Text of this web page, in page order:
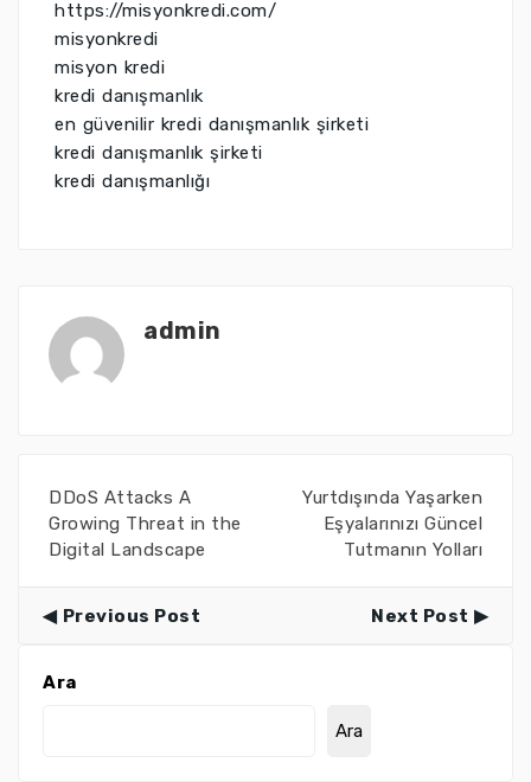
https://misyonkredi.com/
misyonkredi
misyon kredi
kredi danışmanlık
en güvenilir kredi danışmanlık şirketi
kredi danışmanlık şirketi
kredi danışmanlığı
admin
DDoS Attacks A
Growing Threat in the
Digital Landscape
Yurtdışında Yaşarken
Eşyalarınızı Güncel
Tutmanın Yolları
Previous Post Next Post
Ara
Ara